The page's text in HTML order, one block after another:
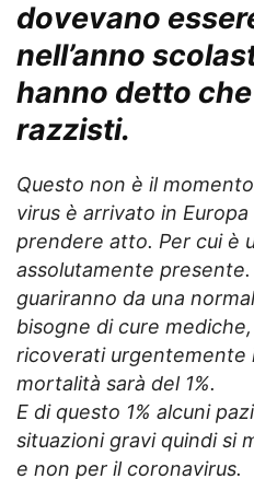
dovevano
nell’anno
hanno detto
razzisti.
Questo non è il
virus è arrivato in
prendere atto. Per cui è
assolutamente presente.
guariranno da una
bisogne di cure
ricoverati urgentemente
mortalità sarà del 1%.
E di questo 1% alcuni
situazioni gravi quindi si
e non per il coronavirus.